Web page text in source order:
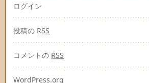
ログイン
投稿の RSS
コメントの RSS
WordPress.org